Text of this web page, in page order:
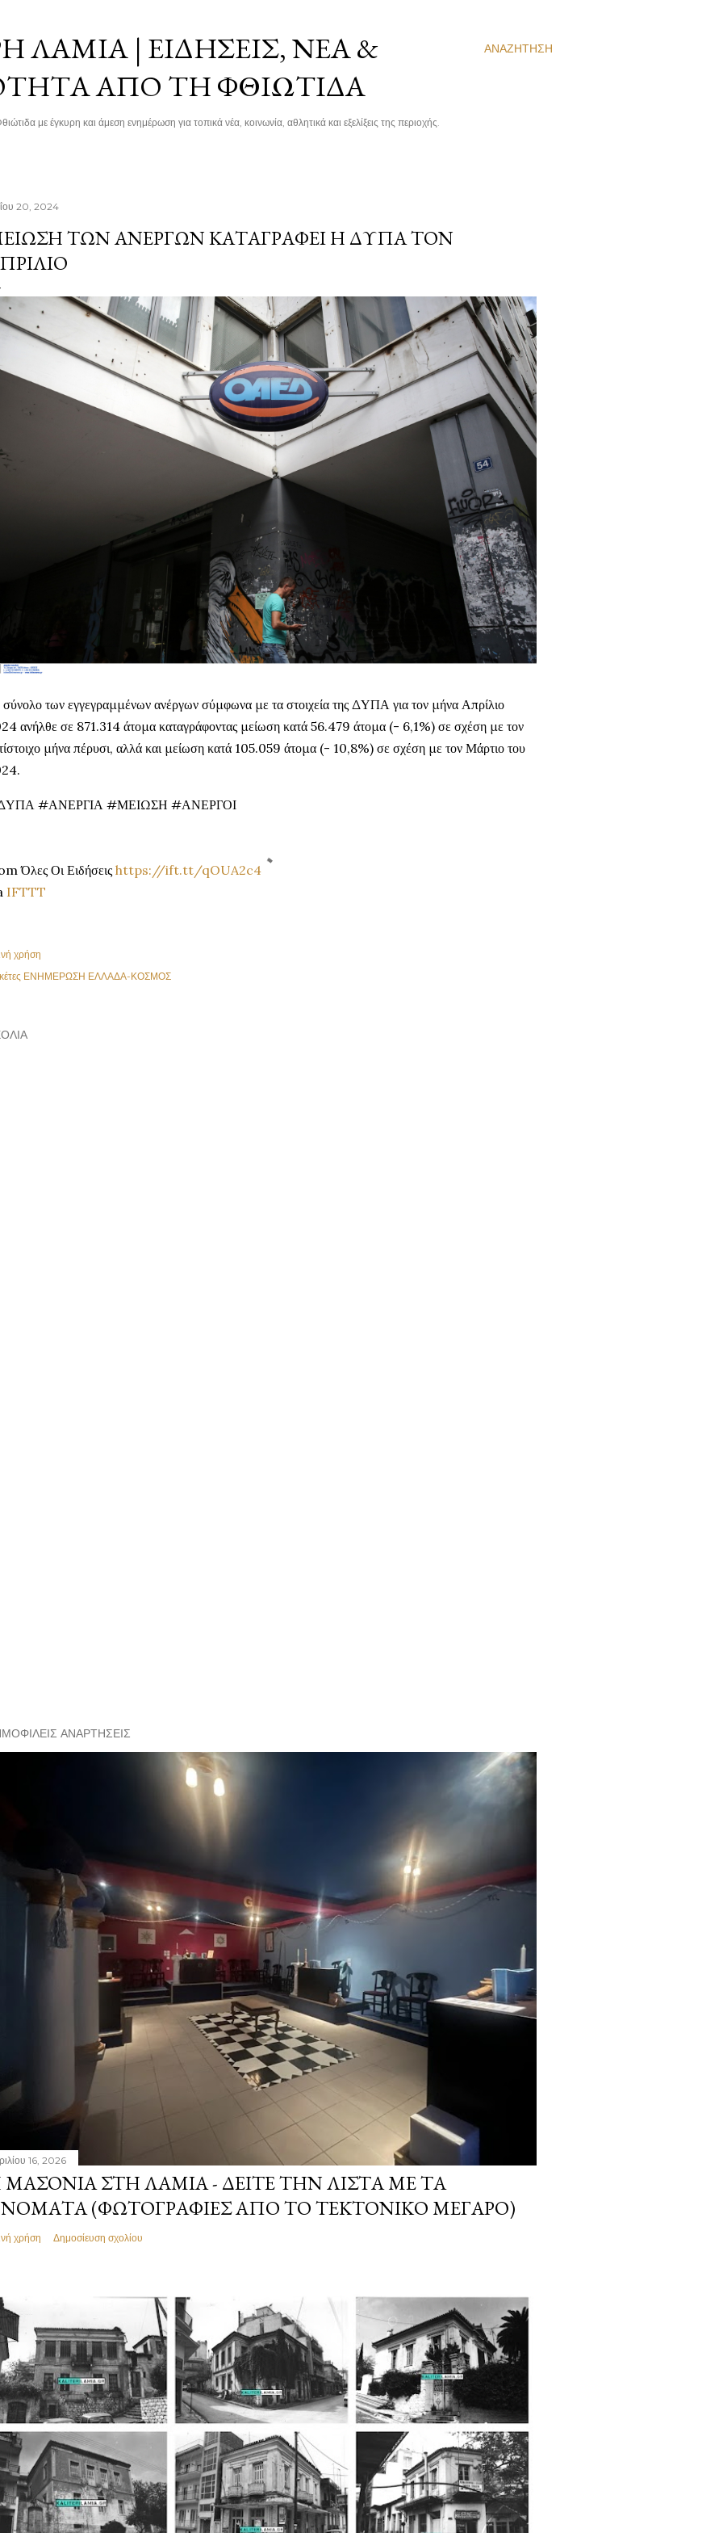
ΑΝΑΖΉΤΗΣΗ
ΛΑΜΊΑ | ΕΙΔΉΣΕΙΣ, ΝΈΑ &
ΑΠΌ ΤΗ ΦΘΙΏΤΙΔΑ
με έγκυρη και άμεση ενημέρωση για τοπικά νέα, κοινωνία, αθλητικά και εξελίξεις της περιοχής.
20, 2024
ΤΩΝ ΑΝΈΡΓΩΝ ΚΑΤΑΓΡΆΦΕΙ Η ΔΥΠΑ ΤΟΝ
των εγγεγραμμένων ανέργων σύμφωνα με τα στοιχεία της ΔΥΠΑ για τον μήνα Απρίλιο
ανήλθε σε 871.314 άτομα καταγράφοντας μείωση κατά 56.479 άτομα (- 6,1%) σε σχέση με τον
μήνα πέρυσι, αλλά και μείωση κατά 105.059 άτομα (- 10,8%) σε σχέση με τον Μάρτιο του
#ΑΝΕΡΓΙΑ #ΜΕΙΩΣΗ #ΑΝΕΡΓΟΙ
Όλες Οι Ειδήσεις https://ift.tt/qOUA2c4
IFTTT
χρήση
ΕΝΗΜΕΡΩΣΗ ΕΛΛΑΔΑ-ΚΟΣΜΟΣ
ΑΝΑΡΤΉΣΕΙΣ
16, 2026
ΣΤΗ ΛΑΜΊΑ - ΔΕΊΤΕ ΤΗΝ ΛΊΣΤΑ ΜΕ ΤΑ
(ΦΩΤΟΓΡΑΦΊΕΣ ΑΠΌ ΤΟ ΤΕΚΤΟΝΙΚΌ ΜΈΓΑΡΟ)
χρήση Δημοσίευση σχολίου